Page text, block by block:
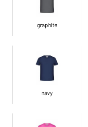
graphite
navy